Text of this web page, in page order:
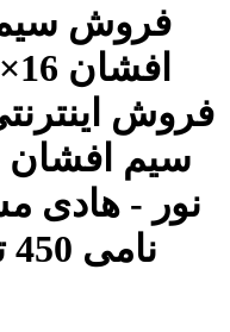
فروش
فروش
نور - هادی